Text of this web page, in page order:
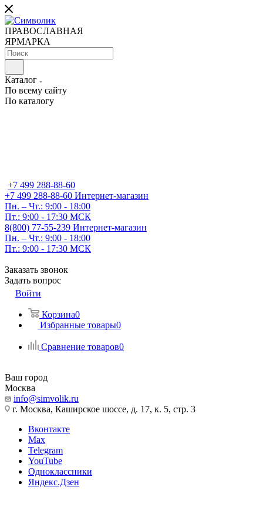
ПРАВОСЛАВНАЯ
ЯРМАРКА
Каталог
По всему сайту
По каталогу
+7 499 288-88-60
+7 499 288-88-60 Интернет-магазин
Пн. – Чт.: 9:00 - 18:00
Пт.: 9:00 - 17:30 МСК
8(800) 77-55-239 Интернет-магазин
Пн. – Чт.: 9:00 - 18:00
Пт.: 9:00 - 17:30 МСК
Заказать звонок
Задать вопрос
Войти
Корзина0
Избранные товары0
Сравнение товаров0
Ваш город
Москва
info@simvolik.ru
г. Москва, Каширское шоссе, д. 17, к. 5, стр. 3
Вконтакте
Max
Telegram
YouTube
Одноклассники
Яндекс.Дзен